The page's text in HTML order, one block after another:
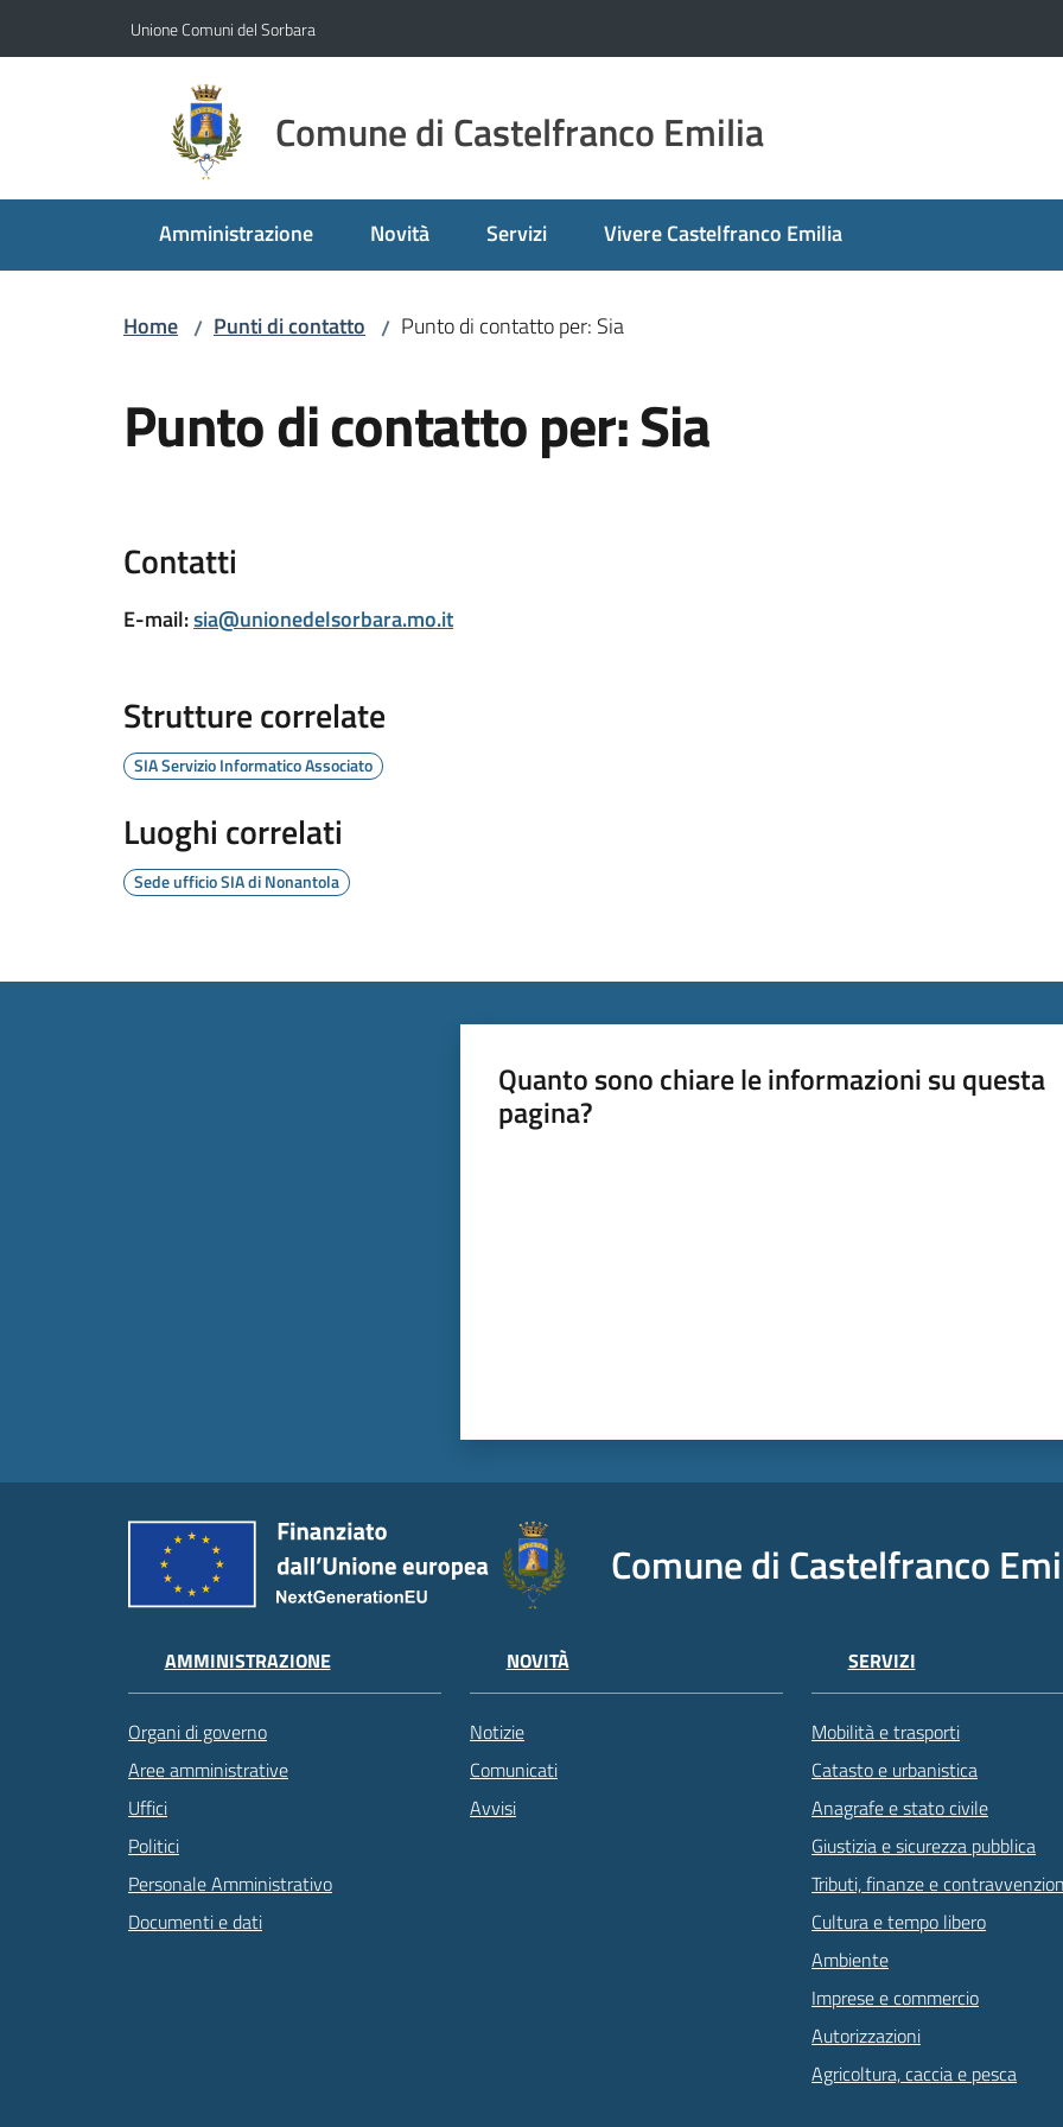
Unione Comuni del Sorbara
Comune di Castelfranco Emilia
Amministrazione Novità Servizi Vivere Castelfranco Emilia
Home / Punti di contatto / Punto di contatto per: Sia
Punto di contatto per: Sia
Contatti
E-mail:sia@unionedelsorbara.mo.it
Strutture correlate
SIA Servizio Informatico Associato
Luoghi correlati
Sede ufficio SIA di Nonantola
Quanto sono chiare le informazioni su questa
pagina?
Comune di Castelfranco
AMMINISTRAZIONE
Organi di governo
Aree amministrative
Uffici
Politici
Personale Amministrativo
Documenti e dati
NOVITÀ
Notizie
Comunicati
Avvisi
SERVIZI
Mobilità e trasporti
Catasto e urbanistica
Anagrafe e stato civile
Giustizia e sicurezza pubblica
Tributi, finanze e
Cultura e tempo libero
Ambiente
Imprese e commercio
Autorizzazioni
Agricoltura, caccia e pesca